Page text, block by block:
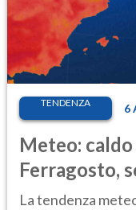
TENDENZA 6
Meteo:
Ferragosto,
Ecco dove
La tendenza